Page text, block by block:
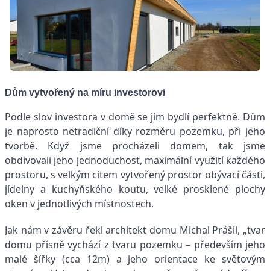
Dům vytvořený na míru investorovi
Podle slov investora v domě se jim bydlí perfektně. Dům
je naprosto netradiční díky rozměru pozemku, při jeho
tvorbě. Když jsme procházeli domem, tak jsme
obdivovali jeho jednoduchost, maximální využití každého
prostoru, s velkým citem vytvořený prostor obývací části,
jídelny a kuchyňského koutu, velké prosklené plochy
oken v jednotlivých místnostech.
Jak nám v závěru řekl architekt domu Michal Prášil, „tvar
domu přísně vychází z tvaru pozemku – především jeho
malé šířky (cca 12m) a jeho orientace ke světovým